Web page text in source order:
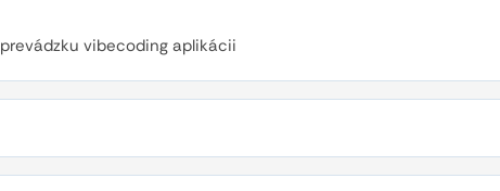
vibecoding aplikácii